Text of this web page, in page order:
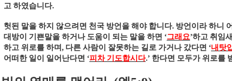
고 하였습니다.
헛된 말을 하지 않으려면 천국 방언을 해야 합니다. 방언이라 하니
대방이 기쁜말을 하거나 도움이 되는 말을 하면 ‘그래요’하고 취임
하고 위로를 하며 , 다른 사람이 잘못하는 길로 가거나 갔다면 ‘내탓
어떠한 일이 일어난다면 ‘피차 기도합시다.’ 한다면 모두가 위로를